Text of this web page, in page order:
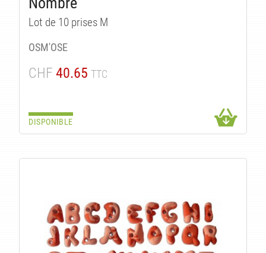
Lot de 10 prises M
OSM'OSE
CHF 40.65 TTC
DISPONIBLE